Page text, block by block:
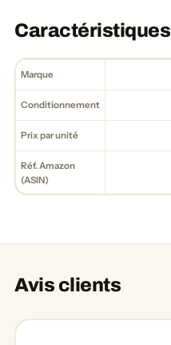
Caractéristiques
Marque
Conditionnement
Prix par unité
Réf. Amazon
(ASIN)
Avis clients